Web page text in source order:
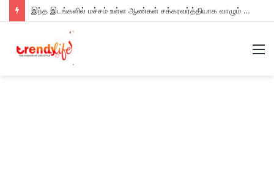
இந்த இடங்களில் மச்சம் உள்ள ஆண்கள் சக்கரவர்த்தியாக வாழும் அதிர்ஷ்டம் உள்ளவர்களாம் – உங்களுக்கு இருக்கா?